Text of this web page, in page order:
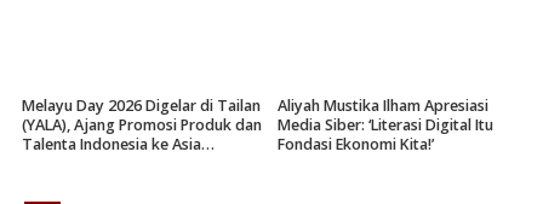
Melayu Day 2026 Digelar di Tailan
(YALA), Ajang Promosi Produk dan
Talenta Indonesia ke Asia
Aliyah Mustika Ilham Apresiasi
Media Siber: ‘Literasi Digital Itu
Fondasi Ekonomi Kita!’